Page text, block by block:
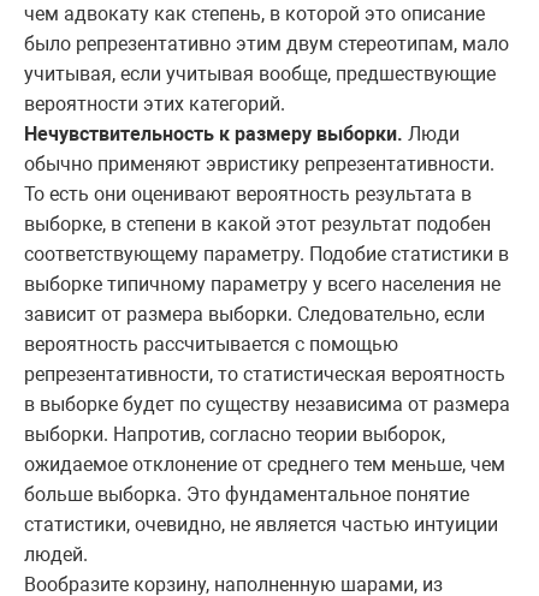
чем адвокату как степень, в которой это описание
было репрезентативно этим двум стереотипам, мало
учитывая, если учитывая вообще, предшествующие
вероятности этих категорий.
Нечувствительность к размеру выборки. Люди
обычно применяют эвристику репрезентативности.
То есть они оценивают вероятность результата в
выборке, в степени в какой этот результат подобен
соответствующему параметру. Подобие статистики в
выборке типичному параметру у всего населения не
зависит от размера выборки. Следовательно, если
вероятность рассчитывается с помощью
репрезентативности, то статистическая вероятность
в выборке будет по существу независима от размера
выборки. Напротив, согласно теории выборок,
ожидаемое отклонение от среднего тем меньше, чем
больше выборка. Это фундаментальное понятие
статистики, очевидно, не является частью интуиции
людей.
Вообразите корзину, наполненную шарами, из